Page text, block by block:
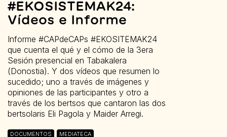
#EKOSISTEMAK24:
Vídeos e Informe
Informe #CAPdeCAPs #EKOSITEMAK24
que cuenta el qué y el cómo de la 3era
Sesión presencial en Tabakalera
(Donostia). Y dos vídeos que resumen lo
sucedido; uno a través de imágenes y
opiniones de las participantes y otro a
través de los bertsos que cantaron las dos
bertsolaris Eli Pagola y Maider Arregi.
DOCUMENTOS MEDIATECA